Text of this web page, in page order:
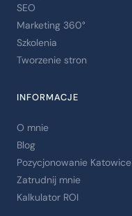
SEO
Marketing 360°
Szkolenia
Tworzenie stron
INFORMACJE
O mnie
Blog
Pozycjonowanie Katowice
Zatrudnij mnie
Kalkulator ROI